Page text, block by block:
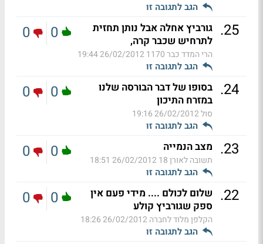
הגב לתגובה זו
25
. גורביץ אחלה אבל נותן תחזית
לתרחיש שכבר קרה,
הרי המדד כבר 1170 26/02/2012 19:44
הגב לתגובה זו
0
0
24
. בסופו של דבר הבורסה שלנו
במזרח התיכון
סול26/02/2012 19:16
הגב לתגובה זו
0
0
23
. מצב הנמייה
תשובה לאורן 18 26/02/2012 18:51
הגב לתגובה זו
0
0
22
. שלום לכולם .... מידי פעם אין
ספק שגורביץ קולע
הקלפן מלוד לחברה26/02/2012 18:26
הגב לתגובה זו
0
0